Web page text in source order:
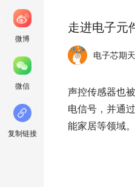
微博
微信
复制链接
走进电子元
电子芯期天
声控传感器也
电信号，并通
能家居等领域。